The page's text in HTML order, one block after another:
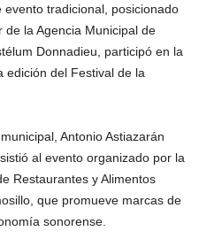
tradicional, posicionado
la Agencia Municipal de
Donnadieu, participó en la
edición del Festival de la
Antonio Astiazarán
al evento organizado por la
Restaurantes y Alimentos
que promueve marcas de
sonorense.